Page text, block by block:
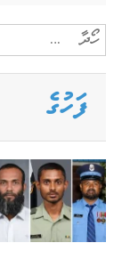
ފަހުގެ